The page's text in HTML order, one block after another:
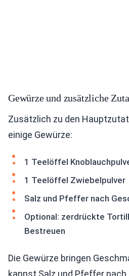
Gewürze und zusätzliche
Zusätzlich zu den
einige Gewürze:
1 Teelöffel
1 Teelöffel Zwiebelpulver
Salz und Pfeffer nach
Optional: zerdrückte
Bestreuen
Die Gewürze bringen
kannst Salz und Pfeffer